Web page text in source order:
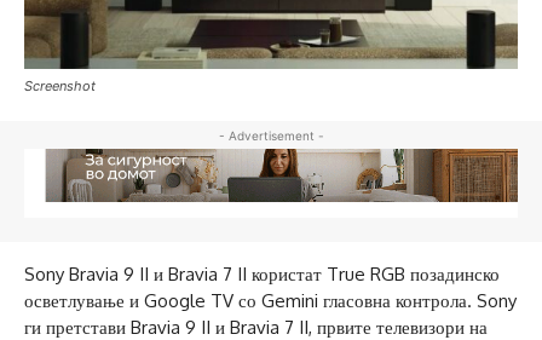
Screenshot
- Advertisement -
Sony Bravia 9 II и Bravia 7 II користат True RGB позадинско
осветлување и Google TV со Gemini гласовна контрола. Sony
ги претстави Bravia 9 II и Bravia 7 II, првите телевизори на